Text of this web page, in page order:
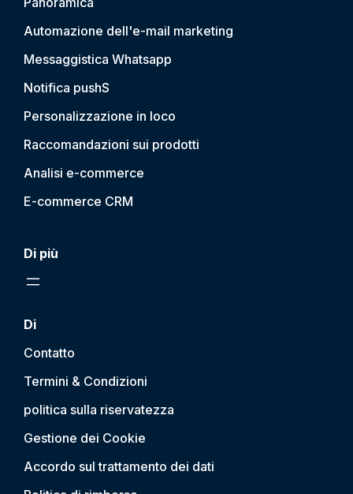
Automazione dell'e-mail marketing
Messaggistica Whatsapp
Notifica pushS
Personalizzazione in loco
Raccomandazioni sui prodotti
Analisi e-commerce
E-commerce CRM
Di più
Di
Contatto
Termini & Condizioni
politica sulla riservatezza
Gestione dei Cookie
Accordo sul trattamento dei dati